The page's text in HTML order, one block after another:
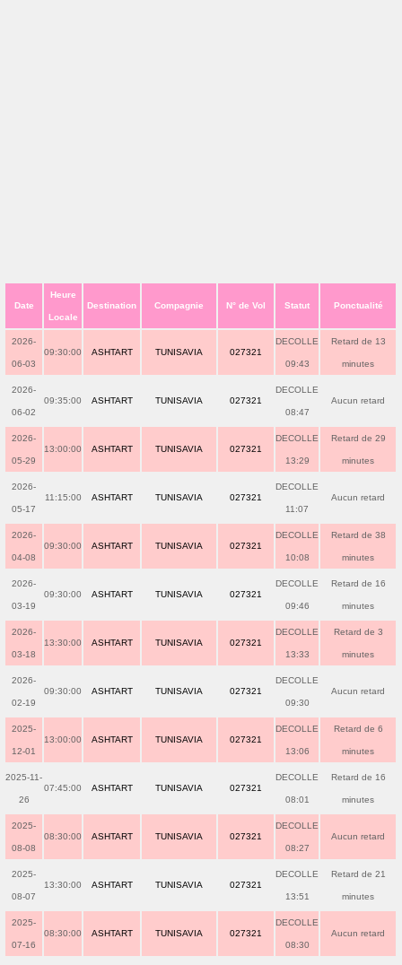
Date
Heure
Locale
Destination Compagnie N° de Vol Statut Ponctualité
2026-
06-03
09:30:00 ASHTART TUNISAVIA 027321
DECOLLE
09:43
Retard de 13
minutes
2026-
06-02
09:35:00 ASHTART TUNISAVIA 027321
DECOLLE
08:47
Aucun retard
2026-
05-29
13:00:00 ASHTART TUNISAVIA 027321
DECOLLE
13:29
Retard de 29
minutes
2026-
05-17
11:15:00 ASHTART TUNISAVIA 027321
DECOLLE
11:07
Aucun retard
2026-
04-08
09:30:00 ASHTART TUNISAVIA 027321
DECOLLE
10:08
Retard de 38
minutes
2026-
03-19
09:30:00 ASHTART TUNISAVIA 027321
DECOLLE
09:46
Retard de 16
minutes
2026-
03-18
13:30:00 ASHTART TUNISAVIA 027321
DECOLLE
13:33
Retard de 3
minutes
2026-
02-19
09:30:00 ASHTART TUNISAVIA 027321
DECOLLE
09:30
Aucun retard
2025-
12-01
13:00:00 ASHTART TUNISAVIA 027321
DECOLLE
13:06
Retard de 6
minutes
2025-11-
26
07:45:00 ASHTART TUNISAVIA 027321
DECOLLE
08:01
Retard de 16
minutes
2025-
08-08
08:30:00 ASHTART TUNISAVIA 027321
DECOLLE
08:27
Aucun retard
2025-
08-07
13:30:00 ASHTART TUNISAVIA 027321
DECOLLE
13:51
Retard de 21
minutes
2025-
07-16
08:30:00 ASHTART TUNISAVIA 027321
DECOLLE
08:30
Aucun retard